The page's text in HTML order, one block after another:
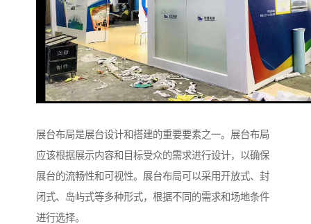
展台布局是展台设计和搭建的重要要素之一。展台布局
应该根据展示内容和目标受众的需求进行设计，以确保
展台的流畅性和可视性。展台布局可以采用开放式、封
闭式、岛屿式等多种形式，根据不同的需求和场地条件
进行选择。